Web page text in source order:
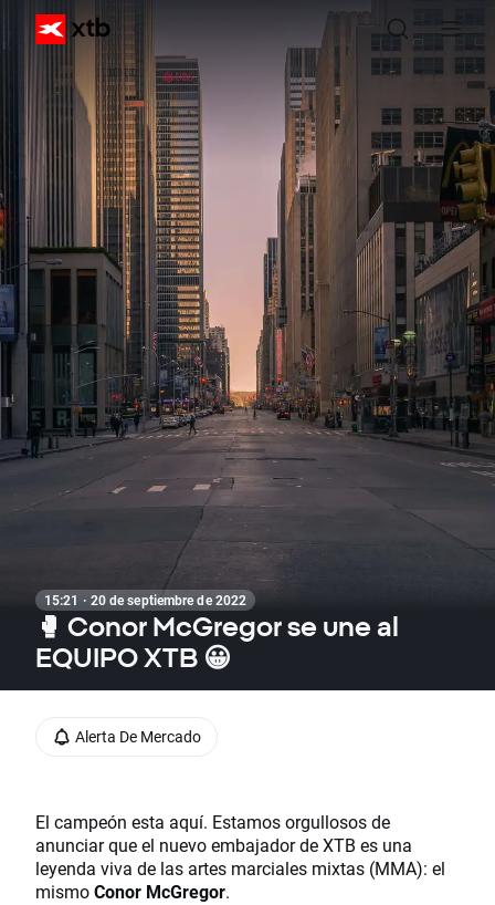
15:21 · 20 de septiembre de 2022
🥊​ Conor McGregor se une al
EQUIPO XTB 😀
El campeón esta aquí. Estamos orgullosos de
anunciar que el nuevo embajador de XTB es una
leyenda viva de las artes marciales mixtas (MMA): el
mismoConor McGregor.
Alerta De Mercado